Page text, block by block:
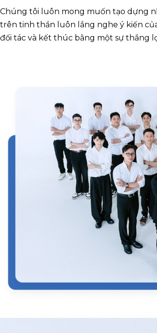
Chúng tôi luôn mong muốn tạo dựng
trên tinh thần luôn lắng nghe ý kiến
đối tác và kết thúc bằng một sự thắng